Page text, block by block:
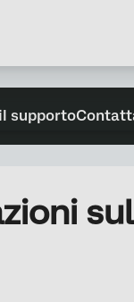
supporto